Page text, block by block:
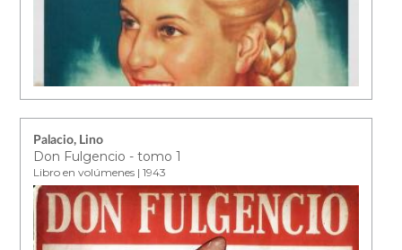
Palacio, Lino
Don Fulgencio - tomo 1
Libro en volúmenes | 1943